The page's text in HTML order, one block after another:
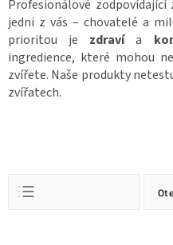
Profesionálové zodpovídající
jedni z vás – chovatelé a
prioritou je zdravía
ingredience, které mohou
zvířete. Naše produkty
zvířatech.